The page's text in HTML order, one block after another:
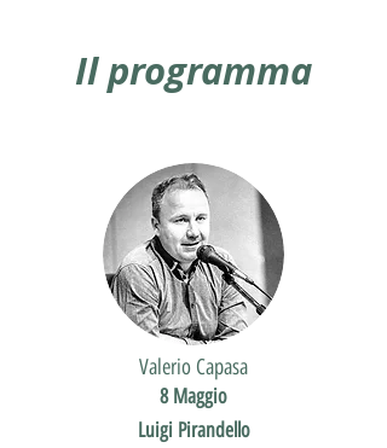
Il programma
Valerio Capasa
8 Maggio
Luigi Pirandello